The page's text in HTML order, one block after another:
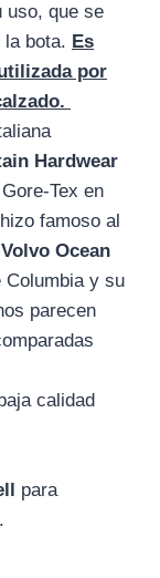
uso, que se
bota. Es
por
Hardwear
Tex en
famoso al
Volvo Ocean
Columbia y su
parecen
calidad
para